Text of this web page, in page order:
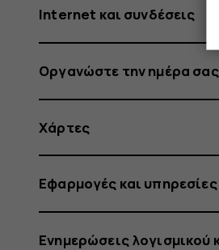
Internet και συνδέσεις
Οργανώστε την ημέρα σας
Χάρτες
Εφαρμογές και υπηρεσίες
Ενημερώσεις λογισμικού